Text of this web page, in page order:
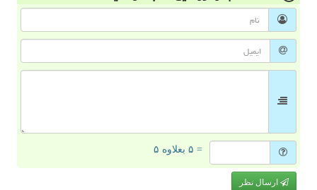
= ۵ بعلاوه ۵
ارسال نظر